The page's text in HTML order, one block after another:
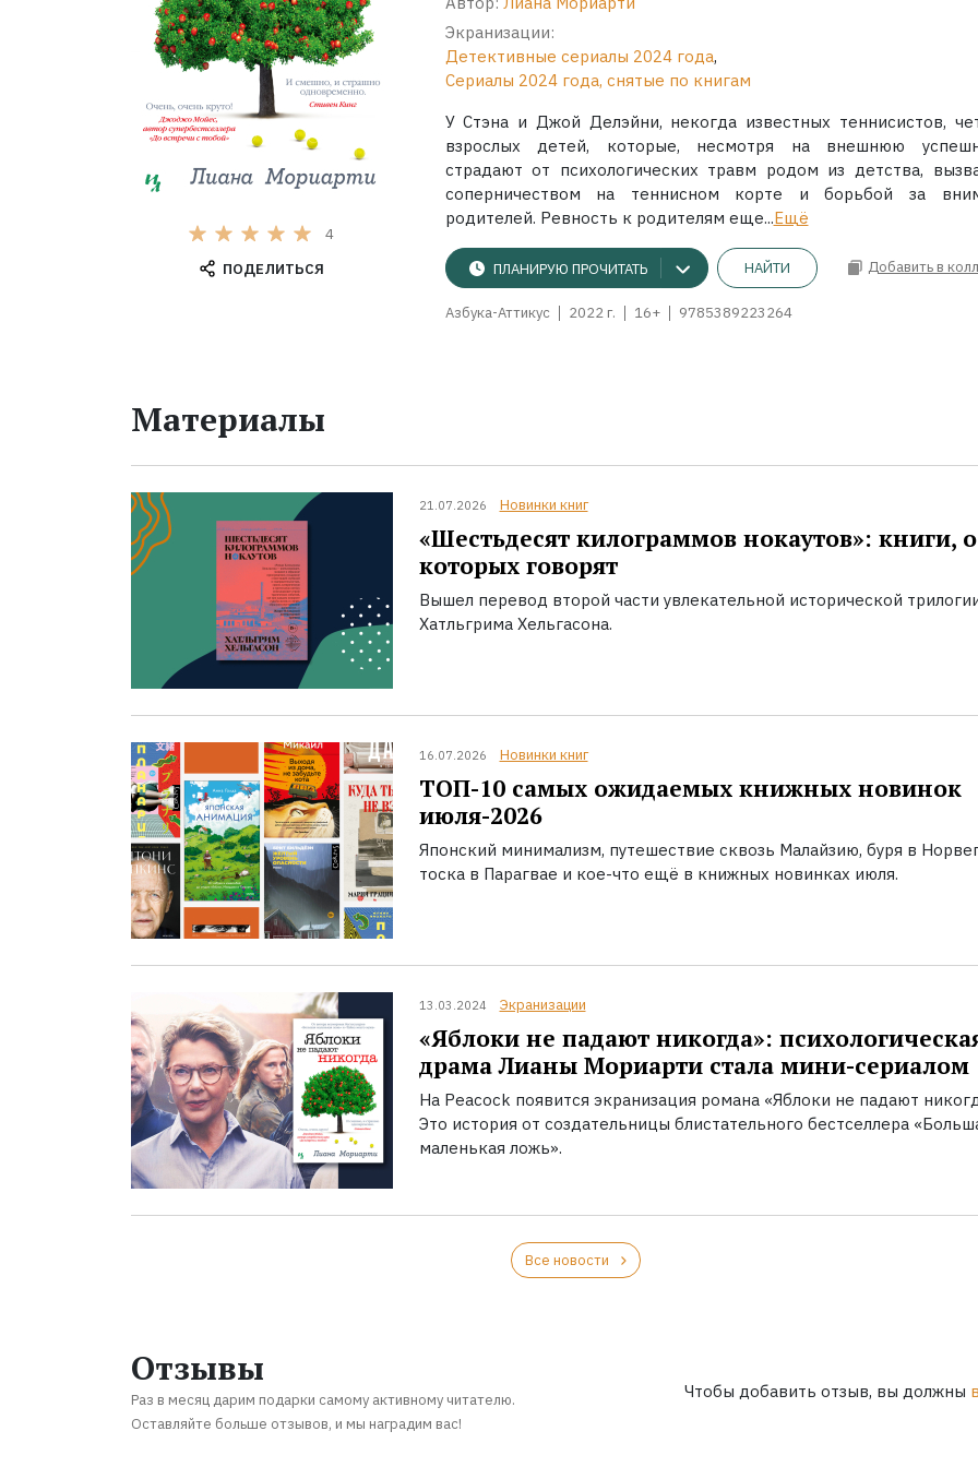
4
ПОДЕЛИТЬСЯ
Экранизации:
Детективные сериалы 2024 года,
Сериалы 2024 года, снятые по книгам
У Стэна и Джой Делэйни, некогда известных теннисистов,
взрослых детей, которые, несмотря на внешнюю
страдают от психологических травм родом из детства,
соперничеством на теннисном корте и борьбой за
родителей. Ревность к родителям еще...Ещё
ПЛАНИРУЮ ПРОЧИТАТЬ НАЙТИ Добавить в
Азбука-Аттикус 2022 г. 16+ 9785389223264
Материалы
21.07.2026 Новинки книг
«Шестьдесят килограммов нокаутов»: книги, о
которых говорят
Вышел перевод второй части увлекательной исторической
Хатльгрима Хельгасона.
16.07.2026 Новинки книг
ТОП-10 самых ожидаемых книжных новинок
июля-2026
Японский минимализм, путешествие сквозь Малайзию, буря в
тоска в Парагвае и кое-что ещё в книжных новинках июля.
13.03.2024 Экранизации
«Яблоки не падают никогда»:
драма Лианы Мориарти стала мини-сериалом
На Peacock появится экранизация романа «Яблоки не падают
Это история от создательницы блистательного бестселлера
маленькая ложь».
Все новости
Отзывы
Раз в месяц дарим подарки самому активному читателю.
Оставляйте больше отзывов, и мы наградим вас!
Чтобы добавить отзыв, вы должны